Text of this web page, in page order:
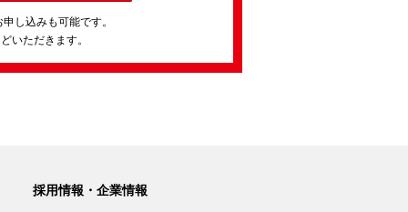
し込みも可能です。
いただきます。
採用情報・企業情報